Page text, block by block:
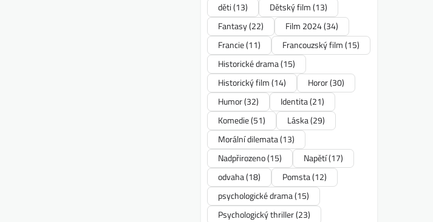
děti(13) Dětský film(13)
Fantasy(22) Film 2024(34)
Francie(11) Francouzský film(15)
Historické drama(15)
Historický film(14) Horor(30)
Humor(32) Identita(21)
Komedie(51) Láska(29)
Morální dilemata(13)
Nadpřirozeno(15) Napětí(17)
odvaha(18) Pomsta(12)
psychologické drama(15)
Psychologický thriller(23)